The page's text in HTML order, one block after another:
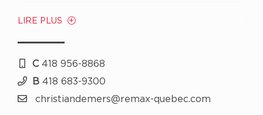
La force de mon réseau de contacts, la
connaissance de mes dossiers, l'analyse
complète des besoins, basée sur des critères
précis, sont toutes concurrentielles pour avoir
un succès sur toute la ligne et concrétiser vos
LIRE PLUS
C 418 956-8868
B 418 683-9300
christiandemers@remax-quebec.com